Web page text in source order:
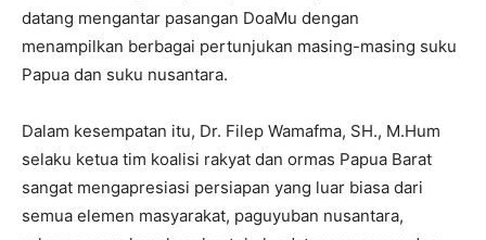
datang mengantar pasangan DoaMu dengan
menampilkan berbagai pertunjukan masing-masing suku
Papua dan suku nusantara.
Dalam kesempatan itu, Dr. Filep Wamafma, SH., M.Hum
selaku ketua tim koalisi rakyat dan ormas Papua Barat
sangat mengapresiasi persiapan yang luar biasa dari
semua elemen masyarakat, paguyuban nusantara,